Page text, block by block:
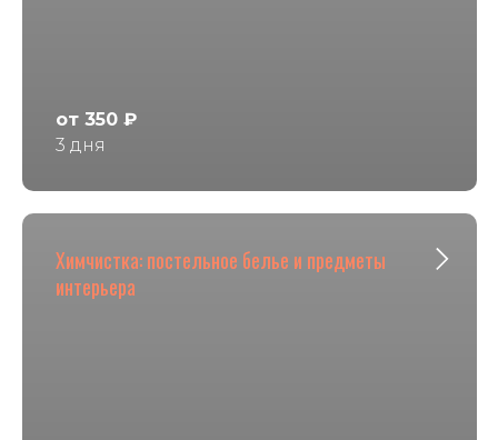
от 350 ₽
3 дня
Химчистка: постельное белье и предметы
интерьера